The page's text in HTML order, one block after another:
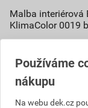
Malba interiérová
KlimaColor 0019
cena za l s DPH
1 585 ,58
cena za bal. s DPH
Používáme
nákupu
Na webu dek.cz